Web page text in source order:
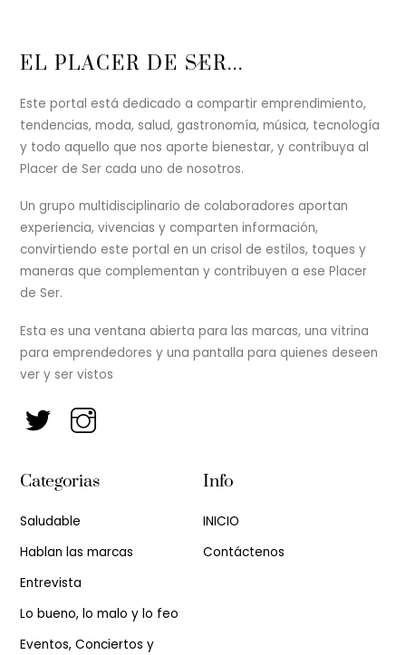
Back
Top
EL PLACER DE SER...
Este portal está dedicado a compartir emprendimiento,
tendencias, moda, salud, gastronomía, música, tecnología
y todo aquello que nos aporte bienestar, y contribuya al
Placer de Ser cada uno de nosotros.
Un grupo multidisciplinario de colaboradores aportan
experiencia, vivencias y comparten información,
convirtiendo este portal en un crisol de estilos, toques y
maneras que complementan y contribuyen a ese Placer
de Ser.
Esta es una ventana abierta para las marcas, una vitrina
para emprendedores y una pantalla para quienes deseen
ver y ser vistos
Categorias
Saludable
Hablan las marcas
Entrevista
Lo bueno, lo malo y lo feo
Eventos, Conciertos y
Info
INICIO
Contáctenos